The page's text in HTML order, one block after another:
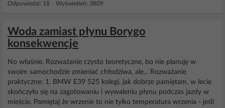
Odpowiedzi: 18 Wyświetleń: 3809
Woda zamiast płynu Borygo
konsekwencje
No właśnie. Rozważanie czysto teoretyczne, bo nie planuję w
swoim samochodzie zmieniać chłodziwa, ale... Rozważanie
praktyczne: 1. BMW E39 525 kolegi, jak dobrze pamiętam, w lecie
skończyło się na zagotowaniu i wywaleniu płynu podczas jazdy w
mieście. Pamiętaj że wrzenie to nie tylko temperatura wrzenia - jeśli